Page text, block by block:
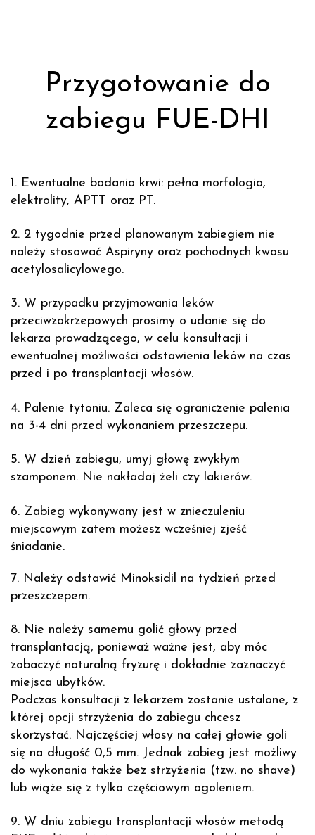
Przygotowanie do
zabiegu FUE-DHI
1. Ewentualne badania krwi: pełna morfologia,
elektrolity, APTT oraz PT.
2. 2 tygodnie przed planowanym zabiegiem nie
należy stosować Aspiryny oraz pochodnych kwasu
acetylosalicylowego.
3. W przypadku przyjmowania leków
przeciwzakrzepowych prosimy o udanie się do
lekarza prowadzącego, w celu konsultacji i
ewentualnej możliwości odstawienia leków na czas
przed i po transplantacji włosów.
4. Palenie tytoniu. Zaleca się ograniczenie palenia
na 3-4 dni przed wykonaniem przeszczepu.
5. W dzień zabiegu, umyj głowę zwykłym
szamponem. Nie nakładaj żeli czy lakierów.
6. Zabieg wykonywany jest w znieczuleniu
miejscowym zatem możesz wcześniej zjeść
śniadanie.
7. Należy odstawić Minoksidil na tydzień przed
przeszczepem.
8. Nie należy samemu golić głowy przed
transplantacją, ponieważ ważne jest, aby móc
zobaczyć naturalną fryzurę i dokładnie zaznaczyć
miejsca ubytków.
Podczas konsultacji z lekarzem zostanie ustalone, z
której opcji strzyżenia do zabiegu chcesz
skorzystać. Najczęściej włosy na całej głowie goli
się na długość 0,5 mm. Jednak zabieg jest możliwy
do wykonania także bez strzyżenia (tzw. no shave)
lub wiąże się z tylko częściowym ogoleniem.
9. W dniu zabiegu transplantacji włosów metodą